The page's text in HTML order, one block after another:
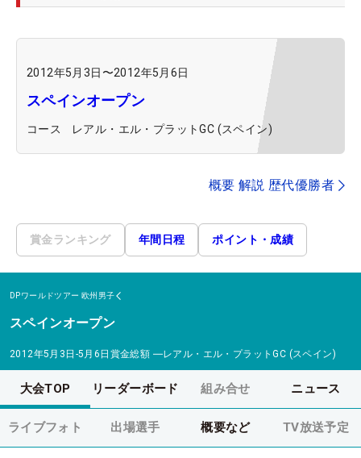
2012年5月3日 〜2012年5月6日
スペインオープン
コース レアル・エル・プラットGC (スペイン)
概要 解説 歴代優勝者
賞金ランキング 年間日程 ポイント・成績
DPワールドツアー 欧州男子
スペインオープン
2012年5月3日-5月6日 賞金総額 ―レアル・エル・プラットGC (スペイン)
大会TOP リーダーボード 組み合せ ニュース
ライブフォト 出場選手 概要など TV放送予定